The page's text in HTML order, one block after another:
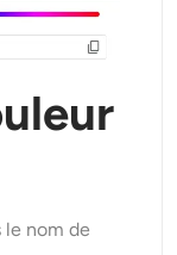
nom de